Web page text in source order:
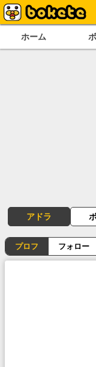
ホーム
アドラ
プロフ フォロー